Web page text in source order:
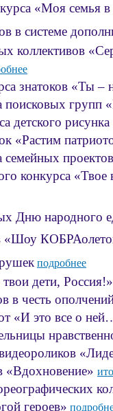
перейдите по
«Моя семья в
в системе
знатоков «Ты –
поисковых
детского
конкурса «Твое
народного
подробнее
дети, Россия!»
ополчений
«И это все о
героев»